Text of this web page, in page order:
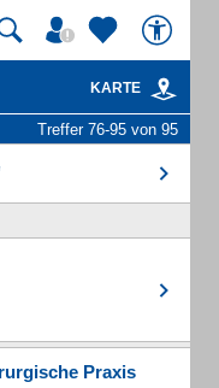
KARTE
Treffer 76-95 von 95
Praxis